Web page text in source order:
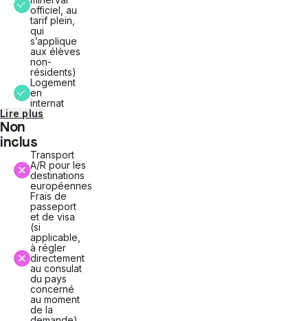
fi
sécurisé,
une
piscine,
gymnase,
terrain
de
sport
couvert,
un
terrain
gazon
artificiel,
des
courts
tennis,
une
bibliothèque
et
des
salles
d'ordinateurs
sont
également
officiel, au
tarif plein,
qui
s’applique
aux élèves
non-
résidents)
Logement
en
internat
Lire plus
Non
inclus
Transport
A/R pour les
destinations
européennes
Frais de
passeport
et de visa
(si
applicable,
à régler
directement
au consulat
du pays
concerné
au moment
de la